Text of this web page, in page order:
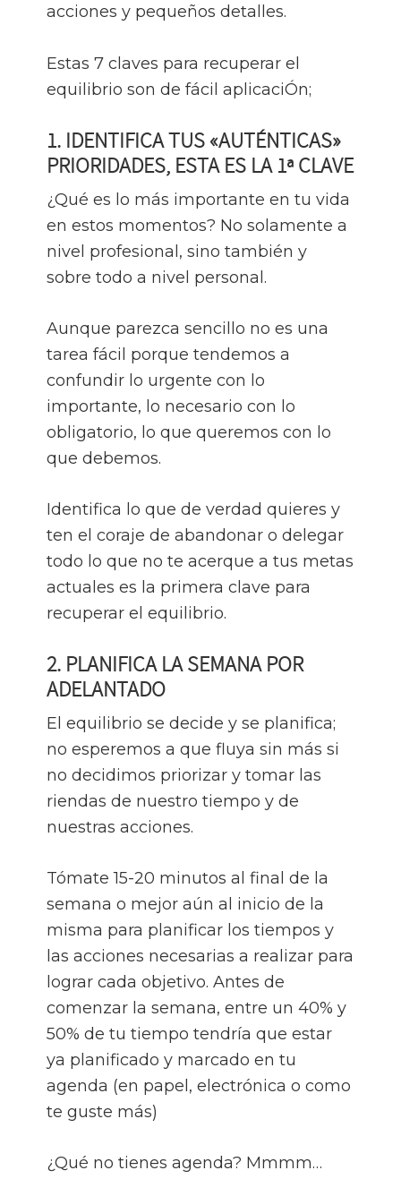
acciones y pequeños detalles.
Estas 7 claves para recuperar el
equilibrio son de fácil aplicaciÓn;
1. IDENTIFICA TUS «AUTÉNTICAS»
PRIORIDADES, ESTA ES LA 1ª CLAVE
¿Qué es lo más importante en tu vida
en estos momentos? No solamente a
nivel profesional, sino también y
sobre todo a nivel personal.
Aunque parezca sencillo no es una
tarea fácil porque tendemos a
confundir lo urgente con lo
importante, lo necesario con lo
obligatorio, lo que queremos con lo
que debemos.
Identifica lo que de verdad quieres y
ten el coraje de abandonar o delegar
todo lo que no te acerque a tus metas
actuales es la primera clave para
recuperar el equilibrio.
2. PLANIFICA LA SEMANA POR
ADELANTADO
El equilibrio se decide y se planifica;
no esperemos a que fluya sin más si
no decidimos priorizar y tomar las
riendas de nuestro tiempo y de
nuestras acciones.
Tómate 15-20 minutos al final de la
semana o mejor aún al inicio de la
misma para planificar los tiempos y
las acciones necesarias a realizar para
lograr cada objetivo. Antes de
comenzar la semana, entre un 40% y
50% de tu tiempo tendría que estar
ya planificado y marcado en tu
agenda (en papel, electrónica o como
te guste más)
¿Qué no tienes agenda? Mmmm…